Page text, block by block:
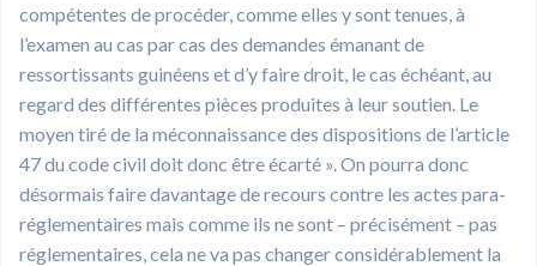
compétentes de procéder, comme elles y sont tenues, à
l’examen au cas par cas des demandes émanant de
ressortissants guinéens et d’y faire droit, le cas échéant, au
regard des différentes pièces produites à leur soutien. Le
moyen tiré de la méconnaissance des dispositions de l’article
47 du code civil doit donc être écarté ». On pourra donc
désormais faire davantage de recours contre les actes para-
réglementaires mais comme ils ne sont – précisément – pas
réglementaires, cela ne va pas changer considérablement la